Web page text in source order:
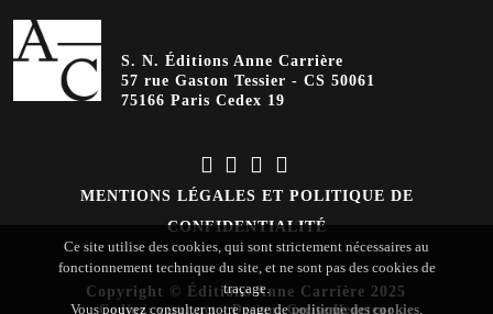
S. N. Éditions Anne Carrière
57 rue Gaston Tessier - CS 50061
75166 Paris Cedex 19
MENTIONS LÉGALES ET POLITIQUE DE
CONFIDENTIALITÉ
Copyright © Éditions Anne Carrière 2025
Coding:verot.net-Design:Cerise Heurteur
Ce site utilise des cookies, qui sont strictement nécessaires au
fonctionnement technique du site, et ne sont pas des cookies de
traçage.
Vous pouvez consulter notre page depolitique des cookies.